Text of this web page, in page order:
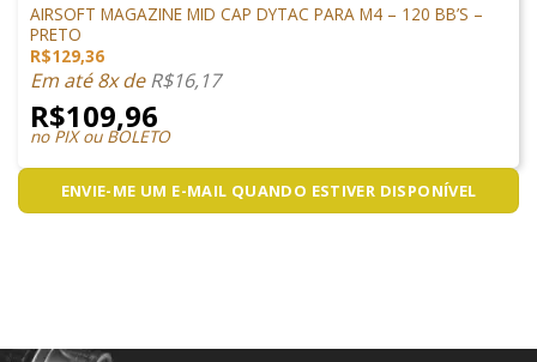
AIRSOFT MAGAZINE MID CAP DYTAC PARA M4 – 120 BB’S –
PRETO
R$129,36
Em até 8x deR$16,17
R$109,96
no PIX ou BOLETO
ENVIE-ME UM E-MAIL QUANDO ESTIVER DISPONÍVEL